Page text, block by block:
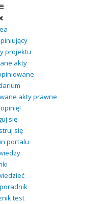
projektu
akty
akty prawne
się
się
portalu
test